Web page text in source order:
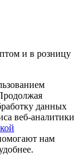
и в розницу
данных
веб-аналитики
нам